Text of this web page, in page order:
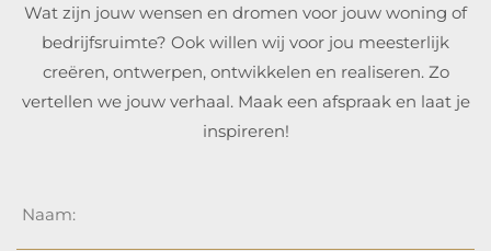
Wat zijn jouw wensen en dromen voor jouw woning of
bedrijfsruimte? Ook willen wij voor jou meesterlijk
creëren, ontwerpen, ontwikkelen en realiseren. Zo
vertellen we jouw verhaal. Maak een afspraak en laat je
inspireren!